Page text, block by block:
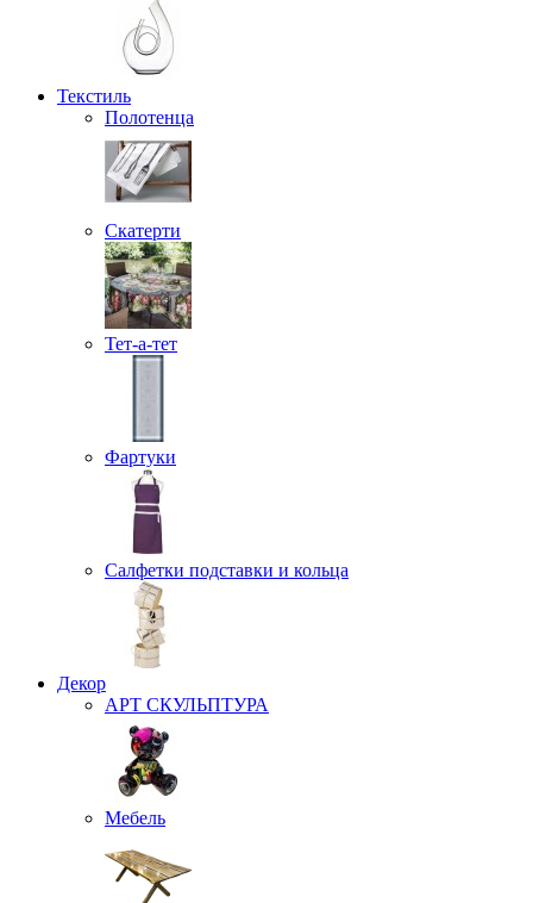
Текстиль
Полотенца
Скатерти
Тет-а-тет
Фартуки
Салфетки подставки и кольца
Декор
АРТ СКУЛЬПТУРА
Мебель